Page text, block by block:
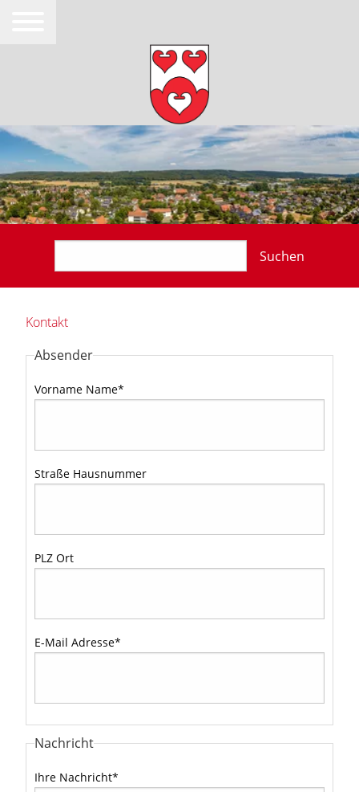
Suchen
Kontakt
Absender
Vorname Name*
Straße Hausnummer
PLZ Ort
E-Mail Adresse*
Nachricht
Ihre Nachricht*